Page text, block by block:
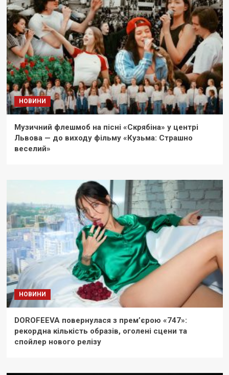
НОВИНИ
Музичний флешмоб на пісні «Скрябіна» у центрі
Львова — до виходу фільму «Кузьма: Страшно
веселий»
НОВИНИ
DOROFEEVA повернулася з прем’єрою «747»:
рекордна кількість образів, оголені сцени та
спойлер нового релізу